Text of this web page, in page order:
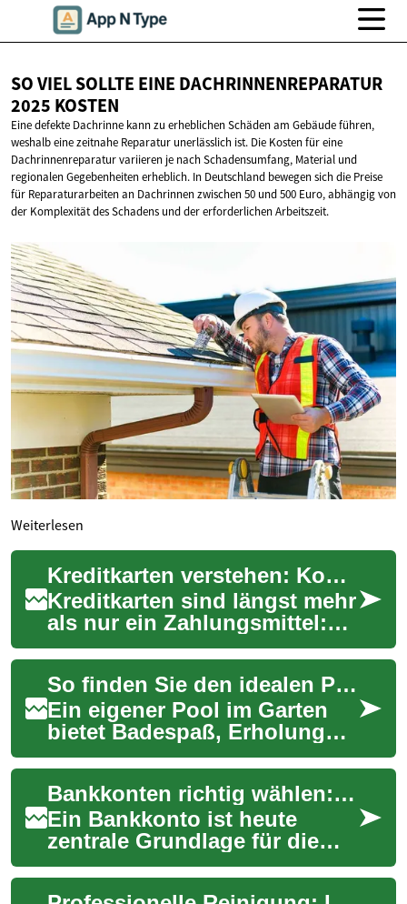
SO VIEL SOLLTE EINE DACHRINNENREPARATUR
2025 KOSTEN
Eine defekte Dachrinne kann zu erheblichen Schäden am Gebäude führen,
weshalb eine zeitnahe Reparatur unerlässlich ist. Die Kosten für eine
Dachrinnenreparatur variieren je nach Schadensumfang, Material und
regionalen Gegebenheiten erheblich. In Deutschland bewegen sich die Preise
für Reparaturarbeiten an Dachrinnen zwischen 50 und 500 Euro, abhängig von
der Komplexität des Schadens und der erforderlichen Arbeitszeit.
Weiterlesen
Kreditkarten verstehen: Kompakter Leitfaden für 2025
Kreditkarten sind längst mehr
als nur ein Zahlungsmittel:
Sie bieten Flexibilität,
Sicherheit und zahlreiche
Extras w...
So finden Sie den idealen Pool für Ihren Garten 2025
Ein eigener Pool im Garten
bietet Badespaß, Erholung
und Werterhalt für Ihr
Grundstück. Diese
Kaufberatung erklärt pr...
Bankkonten richtig wählen: Ihr kompletter Ratgeber 2025
Ein Bankkonto ist heute
zentrale Grundlage für die
persönliche
Finanzverwaltung. Dieser